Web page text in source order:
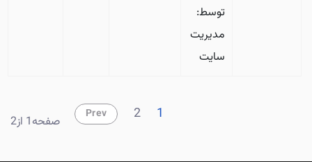
توسط:
مدیریت
سایت
1
2
Prev صفحه1 از2